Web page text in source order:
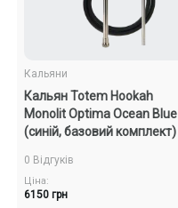
Кальяни
Кальян Totem Hookah
Monolit Optima Ocean Blue
(синій, базовий комплект)
0 Відгуків
Ціна:
6150 грн